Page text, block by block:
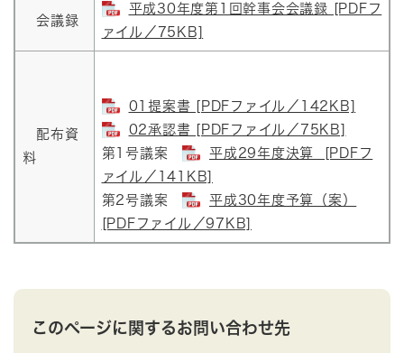
会議録
平成30年度第1回幹事会会議録 [PDFフ
ァイル／75KB]
配布資
料
01提案書 [PDFファイル／142KB]
02承認書 [PDFファイル／75KB]
第1号議案
平成29年度決算 [PDFフ
ァイル／141KB]
第2号議案
平成30年度予算（案）
[PDFファイル／97KB]
このページに関するお問い合わせ先